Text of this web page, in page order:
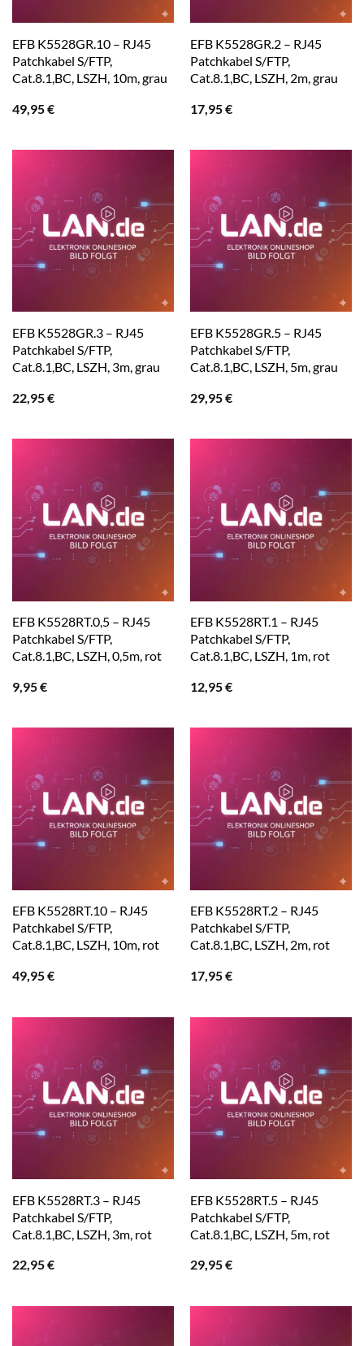
EFB K5528GR.10 – RJ45
Patchkabel S/FTP,
Cat.8.1,BC, LSZH, 10m, grau
49,95€
EFB K5528GR.2 – RJ45
Patchkabel S/FTP,
Cat.8.1,BC, LSZH, 2m, grau
17,95€
EFB K5528GR.3 – RJ45
Patchkabel S/FTP,
Cat.8.1,BC, LSZH, 3m, grau
22,95€
EFB K5528GR.5 – RJ45
Patchkabel S/FTP,
Cat.8.1,BC, LSZH, 5m, grau
29,95€
EFB K5528RT.0,5 – RJ45
Patchkabel S/FTP,
Cat.8.1,BC, LSZH, 0,5m, rot
9,95€
EFB K5528RT.1 – RJ45
Patchkabel S/FTP,
Cat.8.1,BC, LSZH, 1m, rot
12,95€
EFB K5528RT.10 – RJ45
Patchkabel S/FTP,
Cat.8.1,BC, LSZH, 10m, rot
49,95€
EFB K5528RT.2 – RJ45
Patchkabel S/FTP,
Cat.8.1,BC, LSZH, 2m, rot
17,95€
EFB K5528RT.3 – RJ45
Patchkabel S/FTP,
Cat.8.1,BC, LSZH, 3m, rot
22,95€
EFB K5528RT.5 – RJ45
Patchkabel S/FTP,
Cat.8.1,BC, LSZH, 5m, rot
29,95€